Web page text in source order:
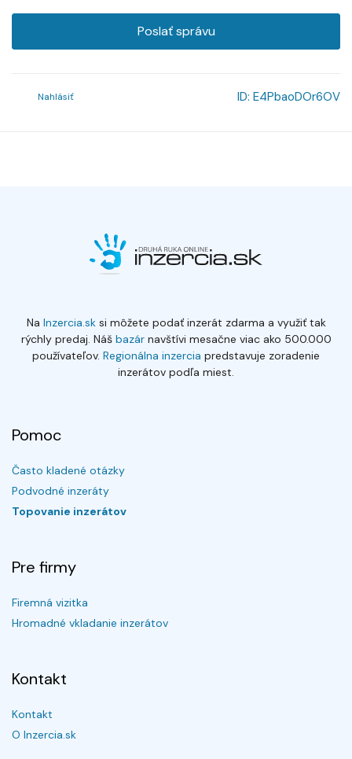
Poslať správu
Nahlásiť ID: E4PbaoDOr6OV
Na Inzercia.sksi môžete podať inzerát zdarma a využiť tak
rýchly predaj. Náš bazárnavštívi mesačne viac ako 500.000
používateľov. Regionálna inzercia predstavuje zoradenie
inzerátov podľa miest.
Pomoc
Často kladené otázky
Podvodné inzeráty
Topovanie inzerátov
Pre firmy
Firemná vizitka
Hromadné vkladanie inzerátov
Kontakt
Kontakt
O Inzercia.sk